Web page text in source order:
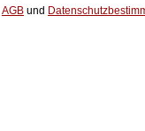
AGB und